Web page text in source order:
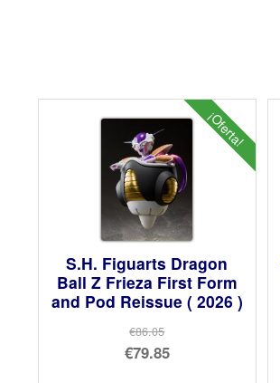
¡Oferta!
S.H. Figuarts Dragon
Ball Z Frieza First Form
and Pod Reissue ( 2026 )
€86.05
El
€79.85